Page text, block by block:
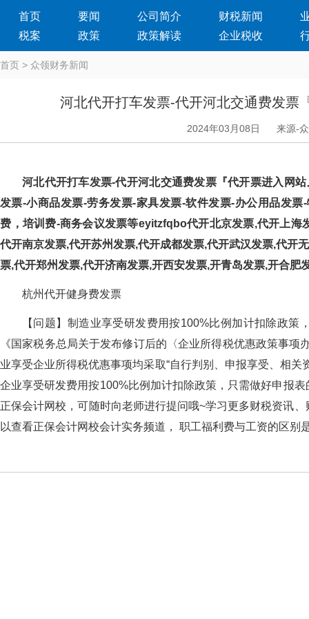
首页 要闻 公司简介 财税新闻
税案
政策 政策解读 企业税收
首页 > 众领财务新闻
河北代开打车发票-代开河北交通费发票
2024年03月08日 来源-
河北代开打车发票-代开河北交通费发票『代开票进入网站
发票-小商品发票-劳务发票-家具发票-软件发票-办公用品发
费，培训费-商务会议发票等eyitzfqbo代开北京发票,代开上
代开南京发票,代开苏州发票,代开成都发票,代开武汉发票,代开
票,代开郑州发票,代开济南发票,开西安发票,开青岛发票,开合肥
杭州代开健身费发票
【问题】制造业享受研发费用按100%比例加计扣除政策
《国家税务总局关于发布修订后的〈企业所得税优惠政策事项
业享受企业所得税优惠事项均采取“自行判别、申报享受、相
企业享受研发费用按100%比例加计扣除政策，只需做好申报表的
正保会计网校，可随时向老师进行提问哦~学习更多财税资讯、财经法
以查看正保会计网校会计实务频道， 职工福利费与工资的区别是什